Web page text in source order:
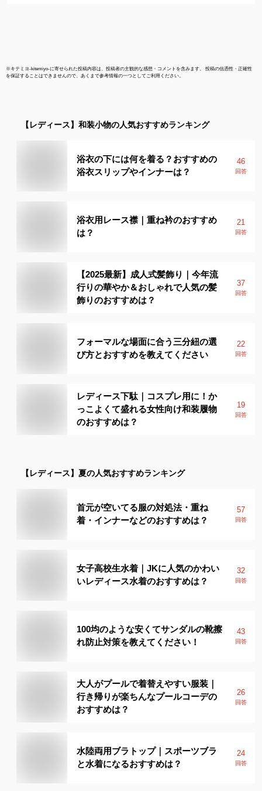
※キテミヨ-kitemiyo-に寄せられた投稿内容は、投稿者の主観的な感想・コメントを含みます。 投稿の信憑性・正確性
を保証することはできませんので、あくまで参考情報の一つとしてご利用ください。
【レディース】 和装小物の人気おすすめランキング
浴衣の下には何を着る？おすすめの
浴衣スリップやインナーは？
46
回答
浴衣用レース襟｜重ね衿のおすすめ
は？
21
回答
【2025最新】成人式髪飾り｜今年流
行りの華やか＆おしゃれで人気の髪
飾りのおすすめは？
37
回答
フォーマルな場面に合う三分紐の選
び方とおすすめを教えてください
22
回答
レディース下駄｜コスプレ用に！か
っこよくて盛れる女性向け和装履物
のおすすめは？
19
回答
【レディース】 夏の人気おすすめランキング
首元が空いてる服の対処法・重ね
着・インナーなどのおすすめは？
57
回答
女子高校生水着｜JKに人気のかわい
いレディース水着のおすすめは？
32
回答
100均のような安くてサンダルの靴擦
れ防止対策を教えてください！
43
回答
大人がプールで着替えやすい服装｜
行き帰りが楽ちんなプールコーデの
おすすめは？
26
回答
水陸両用ブラトップ｜スポーツブラ
と水着になるおすすめは？
24
回答